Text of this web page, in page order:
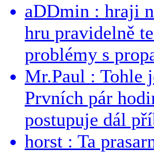
aDDmin : hraji
hru pravidelně
problémy s
Mr.Paul : Tohle
Prvních pár
postupuje dál
horst : Ta